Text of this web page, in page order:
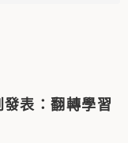
發表：翻轉學習